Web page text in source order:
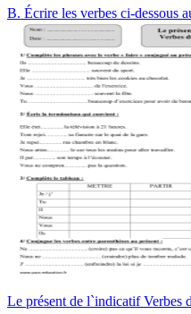
B. Écrire les verbes ci-dessous
Le présent de l`indicatif Verbes